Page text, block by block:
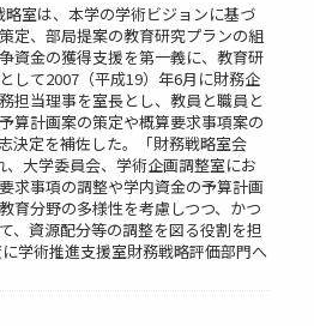
室は、本学の学術ビジョンに基づ
定、部局提案の教育研究プランの組
資金の獲得支援を第一義に、教育研
して2007（平成19）年6月に財務企
担当理事を室長とし、教員と職員と
算計画案の策定や概算要求事項案の
決定を補佐した。「財務戦略室会
大学委員会、学術企画調整室にお
求事項の調整や学内資金の予算計画
育分野の多様性を考慮しつつ、かつ
、資源配分等の調整を図る役割を担
学術推進支援室財務戦略評価部門へ